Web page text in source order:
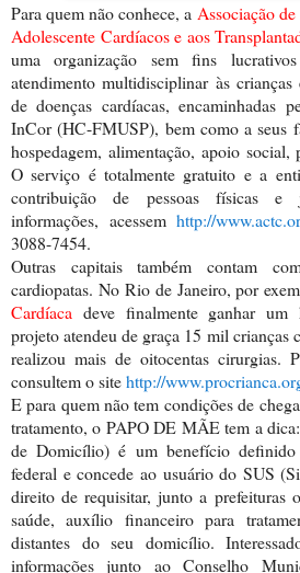
Para quem não conhece, a Associação
Adolescente Cardíacos e aos
uma organização sem fins
atendimento multidisciplinar às crianças
de doenças cardíacas, encaminhadas
InCor (HC-FMUSP), bem como a seus
hospedagem, alimentação, apoio
O serviço é totalmente gratuito e a
contribuição de pessoas físicas e
informações, acessem http://
3088-7454.
Outras capitais também contam
cardiopatas. No Rio de Janeiro, por
Cardíaca deve finalmente ganhar
projeto atendeu de graça 15 mil crianças
realizou mais de oitocentas cirurgias.
consultem o sitehttp://
E para quem não tem condições de
tratamento, o PAPO DE MÃE tem a
de Domicílio) é um benefício
federal e concede ao usuário do SUS
direito de requisitar, junto a prefeituras
saúde, auxílio financeiro para
distantes do seu domicílio.
informações junto ao Conselho